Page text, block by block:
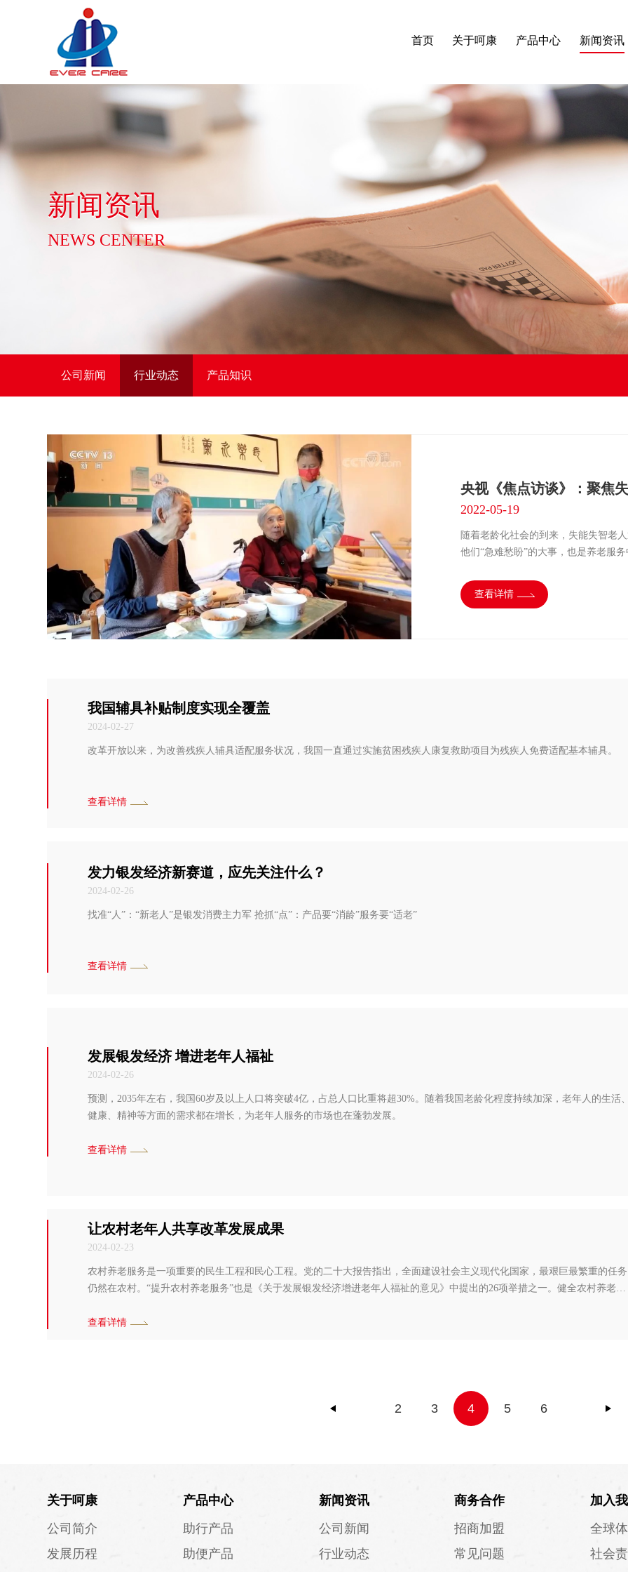
首页 关于呵康 产品中心 新闻资讯
新闻资讯
NEWS CENTER
公司新闻 行业动态 产品知识
央视《焦点访谈》：聚焦
2022-05-19
随着老龄化社会的到来，失能失智老
他们“急难愁盼”的大事，也是养老服
能。而有的老人甚至对于“我是谁？我
失去了判断，或者呈现出一种混乱状
查看详情
我国辅具补贴制度实现全覆盖
2024-02-27
改革开放以来，为改善残疾人辅具适配服务状况，我国一直通过实施贫困残疾人康复救助项目为残疾人免费适配基本辅具。
查看详情
发力银发经济新赛道，应先关注什么？
2024-02-26
找准“人”：“新老人”是银发消费主力军 抢抓“点”：产品要“消龄”服务要“适老”
查看详情
发展银发经济 增进老年人福祉
2024-02-26
预测，2035年左右，我国60岁及以上人口将突破4亿，占总人口比重将超30%。随着我国老龄化程度持续加深，老年人的生活
健康、精神等方面的需求都在增长，为老年人服务的市场也在蓬勃发展。
查看详情
让农村老年人共享改革发展成果
2024-02-23
农村养老服务是一项重要的民生工程和民心工程。党的二十大报告指出，全面建设社会主义现代化国家，最艰巨最繁重的任务
仍然在农村。“提升农村养老服务”也是《关于发展银发经济增进老年人福祉的意见》中提出的26项举措之一。健全农村养老服
查看详情
2 3 4 5 6
关于呵康
公司简介
发展历程
产品中心
助行产品
助便产品
新闻资讯
公司新闻
行业动态
商务合作
招商加盟
常见问题
加入
全球
社会